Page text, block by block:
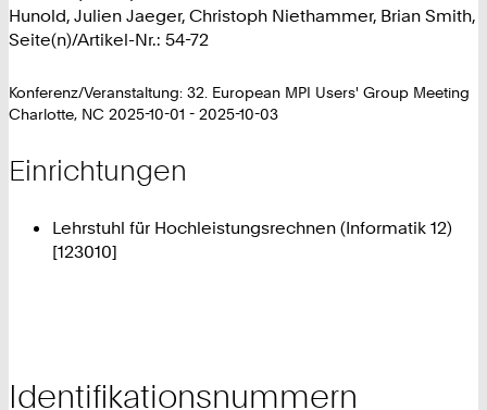
Hunold, Julien Jaeger, Christoph Niethammer, Brian Smith,
Seite(n)/Artikel-Nr.: 54-72
Konferenz/Veranstaltung: 32. European MPI Users' Group Meeting
Charlotte, NC 2025-10-01 - 2025-10-03
Einrichtungen
Lehrstuhl für Hochleistungsrechnen (Informatik 12)
[123010]
Identifikationsnummern